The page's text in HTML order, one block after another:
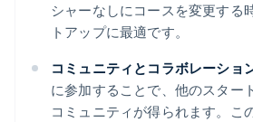
シャーなしにコースを変更する
トアップに最適です。
コミュニティとコラボレーショ
に参加することで、他のスター
コミュニティが得られます。こ